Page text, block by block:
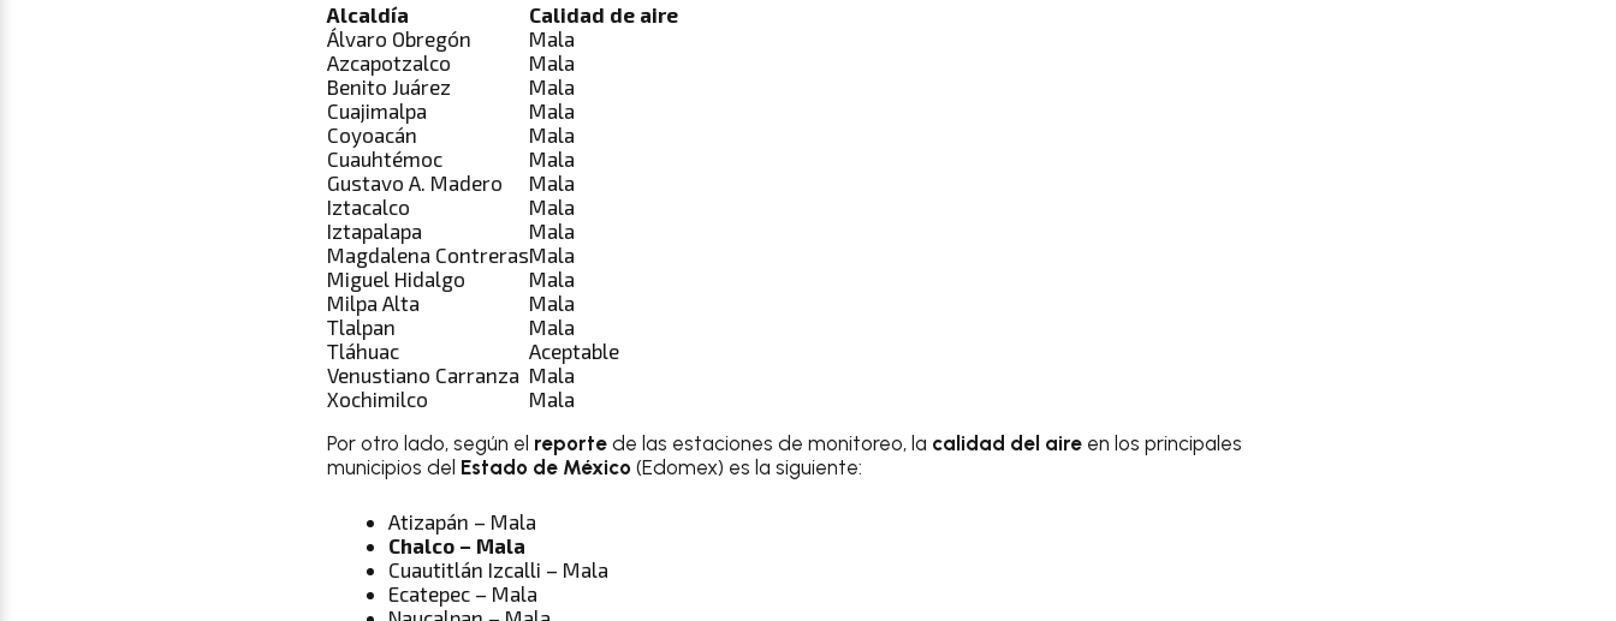
Alcaldía
Calidad de aire
Álvaro Obregón
Mala
Azcapotzalco
Mala
Benito Juárez
Mala
Cuajimalpa
Mala
Coyoacán
Mala
Cuauhtémoc
Mala
Gustavo A. Madero
Mala
Iztacalco
Mala
Iztapalapa
Mala
Magdalena ContrerasMala
Miguel Hidalgo
Mala
Milpa Alta
Mala
Tlalpan
Mala
Tláhuac
Aceptable
Venustiano Carranza Mala
Xochimilco
Mala
Por otro lado, según el reporte de las estaciones de monitoreo, la calidad del aire en los principales
municipios del Estado de México (Edomex) es la siguiente:
Atizapán – Mala
Chalco – Mala
Cuautitlán Izcalli – Mala
Ecatepec – Mala